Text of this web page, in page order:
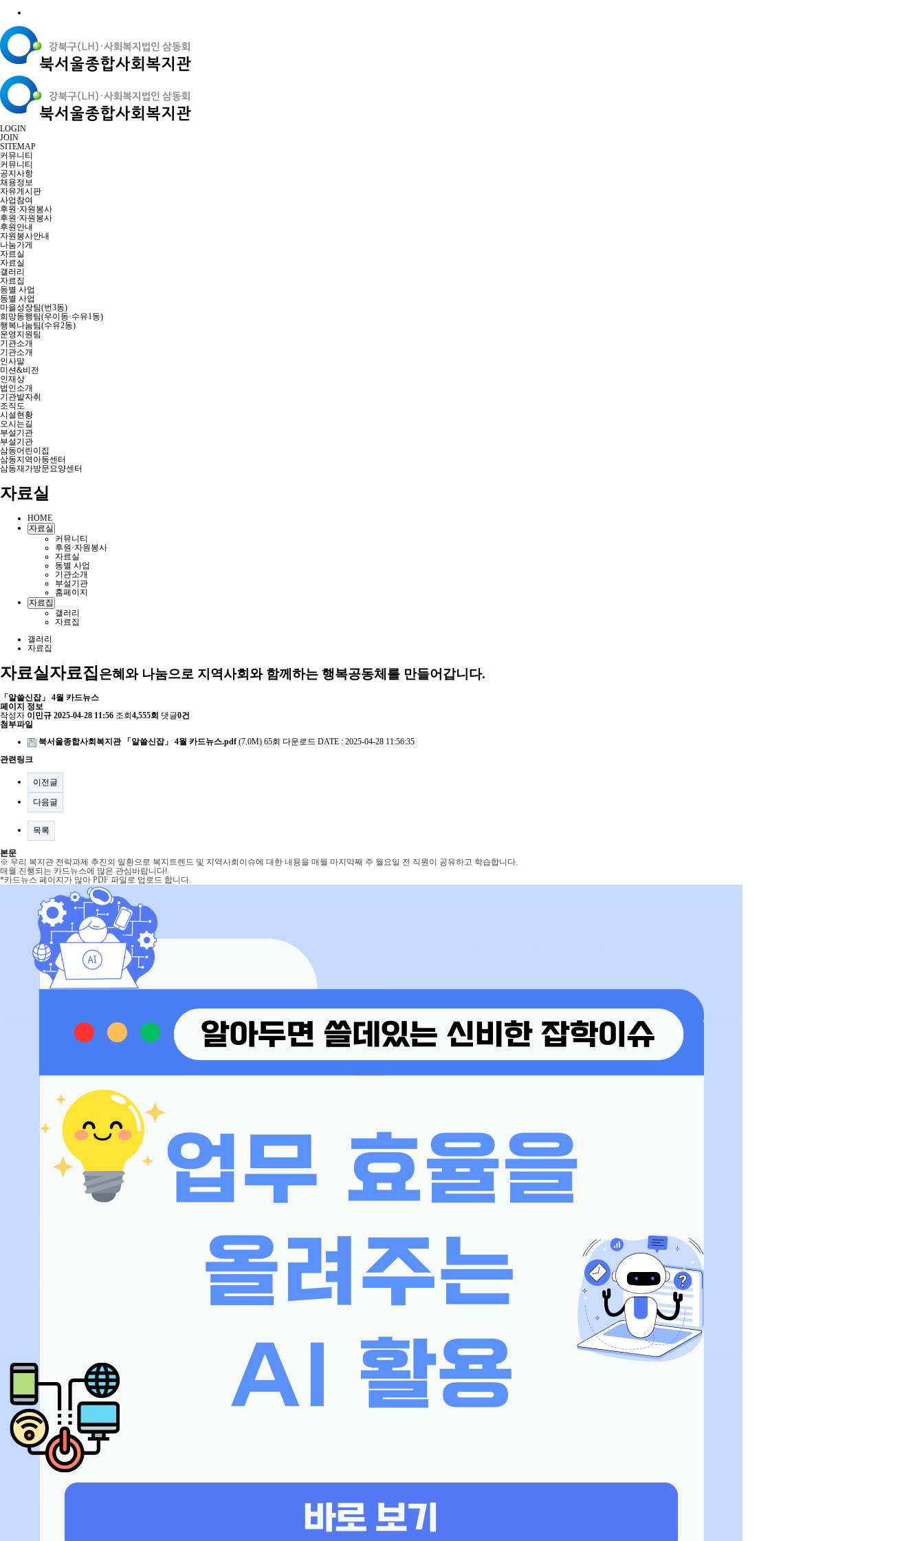
LOGIN
JOIN
SITEMAP
커뮤니티
커뮤니티
공지사항
채용정보
자유게시판
사업참여
후원·자원봉사
후원·자원봉사
후원안내
자원봉사안내
나눔가게
자료실
자료실
갤러리
자료집
동별 사업
동별 사업
마을성장팀(번3동)
희망동행팀(우이동·수유1동)
행복나눔팀(수유2동)
운영지원팀
기관소개
기관소개
인사말
미션&비전
인재상
법인소개
기관발자취
조직도
시설현황
오시는길
부설기관
부설기관
삼동어린이집
삼동지역아동센터
삼동재가방문요양센터
자료실
HOME
자료실
커뮤니티
후원·자원봉사
자료실
동별 사업
기관소개
부설기관
홈페이지
자료집
갤러리
자료집
갤러리
자료집
자료실자료집은혜와 나눔으로 지역사회와 함께하는 행복공동체를 만들어갑니다.
「알쓸신잡」 4월 카드뉴스
페이지 정보
작성자 이민규 2025-04-28 11:56 조회 4,555회 댓글0건
첨부파일
북서울종합사회복지관 「알쓸신잡」 4월 카드뉴스.pdf(7.0M) 65회 다운로드 DATE : 2025-04-28 11:56:35
관련링크
이전글
다음글
목록
본문
※ 우리 복지관 전략과제 추진의 일환으로 복지트렌드 및 지역사회이슈에 대한 내용을 매월 마지막째 주 월요일 전 직원이 공유하고 학습합니다.
매월 진행되는 카드뉴스에 많은 관심바랍니다!
*카드뉴스 페이지가 많아 PDF 파일로 업로드 합니다.